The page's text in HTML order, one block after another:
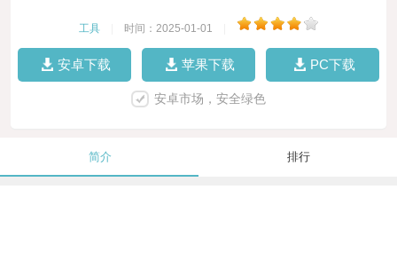
工具 时间：2025-01-01
安卓下载 苹果下载 PC下载
安卓市场，安全绿色
简介 排行